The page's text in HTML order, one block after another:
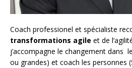
Coach professionel et spécialiste
transformations agile et de l
j’accompagne le changement dans
ou grandes) et coach les personnes (